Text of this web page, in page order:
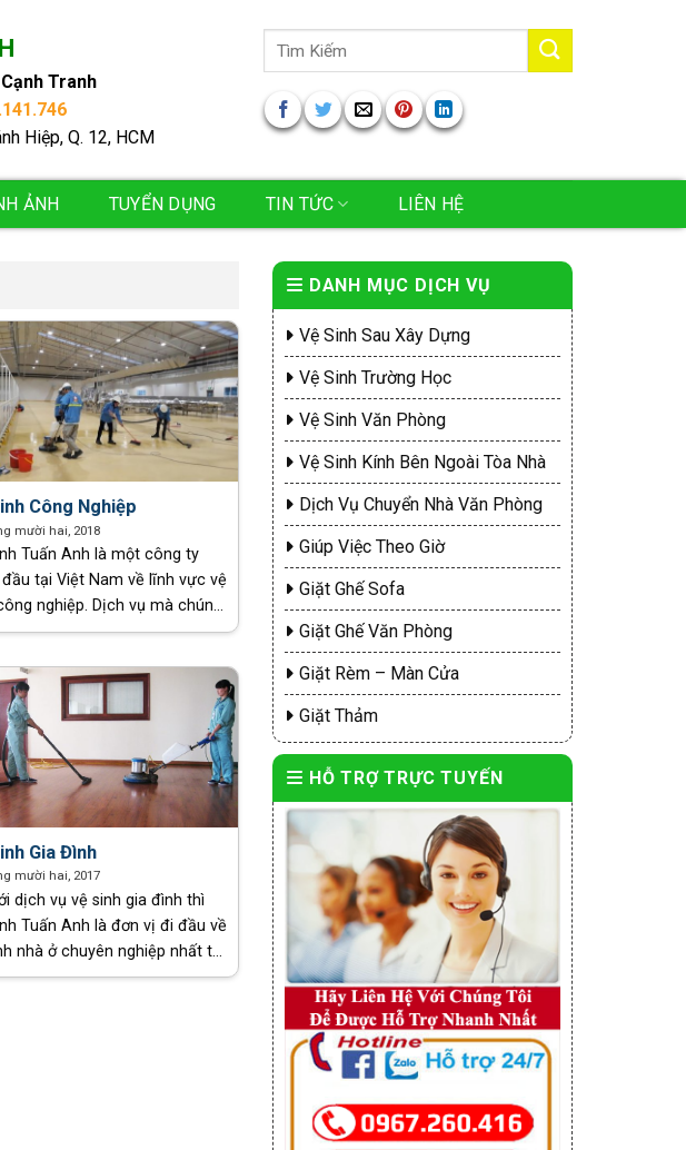
Tranh
Hiệp, Q. 12, HCM
Tìm
ẢNH TUYỂN DỤNG TIN TỨC LIÊN HỆ
Công Nghiệp
mười hai, 2018
Tuấn Anh là một công ty
đầu tại Việt Nam về lĩnh vực vệ
nghiệp. Dịch vụ mà chúng
cấp bao gồm dọn dẹp nhà
Gia Đình
mười hai, 2017
dịch vụ vệ sinh gia đình thì
Tuấn Anh là đơn vị đi đầu về
nhà ở chuyên nghiệp nhất tại
Chúng tôi đảm bảo tính an
DANH MỤC DỊCH VỤ
Vệ Sinh Sau Xây Dựng
Vệ Sinh Trường Học
Vệ Sinh Văn Phòng
Vệ Sinh Kính Bên Ngoài Tòa Nhà
Dịch Vụ Chuyển Nhà Văn Phòng
Giúp Việc Theo Giờ
Giặt Ghế Sofa
Giặt Ghế Văn Phòng
Giặt Rèm – Màn Cửa
Giặt Thảm
HỖ TRỢ TRỰC TUYẾN